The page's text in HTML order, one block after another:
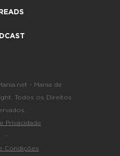
- Mania de
Todos os Direitos
Privacidade
-
Condições